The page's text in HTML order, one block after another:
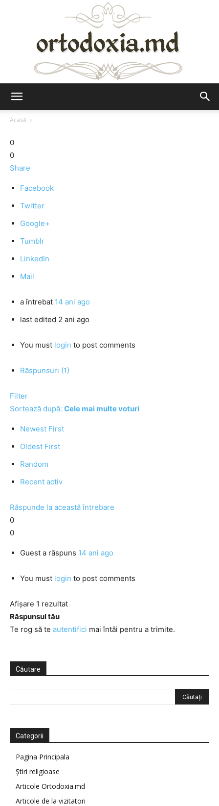
Acasă
0
0
Share
Facebook
Twitter
Google+
Tumblr
LinkedIn
Mail
a întrebat 14 ani ago
last edited 2 ani ago
You must login to post comments
Răspunsuri (1)
Filter
Sortează după: Cele mai multe voturi
Newest First
Oldest First
Random
Recent activ
Răspunde la această întrebare
0
0
Guest a răspuns 14 ani ago
You must login to post comments
Afișare 1 rezultat
Răspunsul tău
Te rog să te autentifici mai întâi pentru a trimite.
Căutare
Categorii
Pagina Principala
Știri religioase
Articole Ortodoxia.md
Articole de la vizitatori